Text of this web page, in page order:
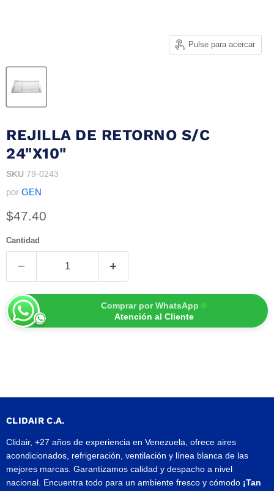
Pulse para acercar
REJILLA DE RETORNO S/C
24"X10"
SKU 79-0243
por GEN
Precio actual
$47.40
Cantidad
Comprar por WhatsApp
Atención al Cliente
CLIDAIR C.A.
Clidair, +27 años de experiencia en Venezuela, ofrece aires
acondicionados, refrigeración, ventilación y línea blanca de las
mejores marcas. Garantizamos calidad y despacho a nivel
nacional. Encuentra todo para un ambiente fresco y cómodo ¡Tan